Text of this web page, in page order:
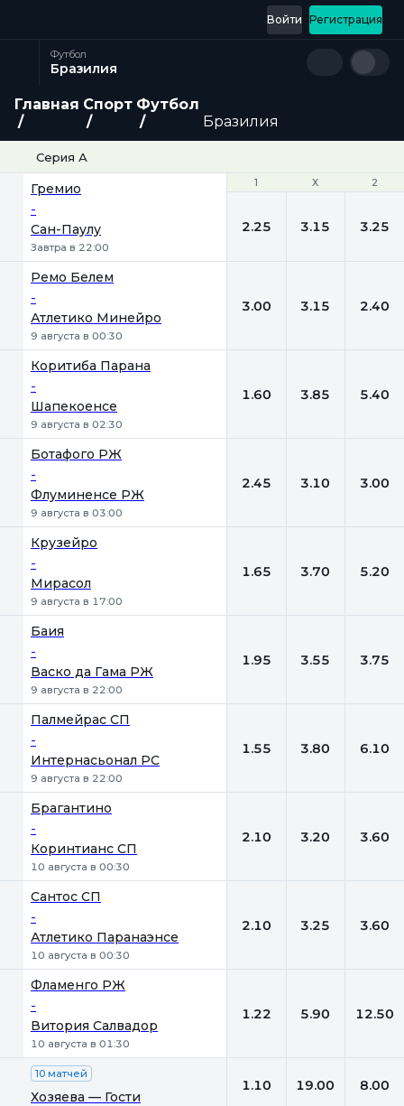
Регистрация
Войти
Футбол
Бразилия
Главная Спорт Футбол
Бразилия
Серия А
1 Х 2
Гремио
-
Сан-Паулу
Завтра в 22:00
1 Х 2
2.25 3.15 3.25
Ремо Белем
-
Атлетико Минейро
9 августа в 00:30
3.00 3.15 2.40
Коритиба Парана
-
Шапекоенсе
9 августа в 02:30
1.60 3.85 5.40
Ботафого РЖ
-
Флуминенсе РЖ
9 августа в 03:00
2.45 3.10 3.00
Крузейро
-
Мирасол
9 августа в 17:00
1.65 3.70 5.20
Баия
-
Васко да Гама РЖ
9 августа в 22:00
1.95 3.55 3.75
Палмейрас СП
-
Интернасьонал РС
9 августа в 22:00
1.55 3.80 6.10
Брагантино
-
Коринтианс СП
10 августа в 00:30
2.10 3.20 3.60
Сантос СП
-
Атлетико Паранаэнсе
10 августа в 00:30
2.10 3.25 3.60
Фламенго РЖ
-
Витория Салвадор
10 августа в 01:30
1.22 5.90 12.50
10 матчей
Хозяева — Гости
1.10 19.00 8.00